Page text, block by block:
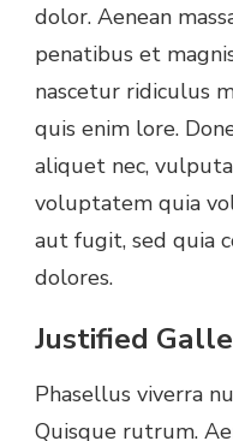
dolor. Aenean
penatibus et
nascetur ridiculus
quis enim lore.
aliquet nec,
voluptatem quia
aut fugit, sed quia
dolores.
Justified
Phasellus viverra
Quisque rutrum.